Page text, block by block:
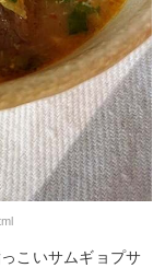
こいサムギョプサ